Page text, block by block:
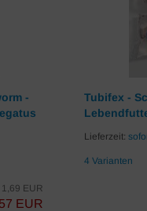
-
1,69 EUR
EUR
Tubifex -
Lieferzeit:
4 Varianten